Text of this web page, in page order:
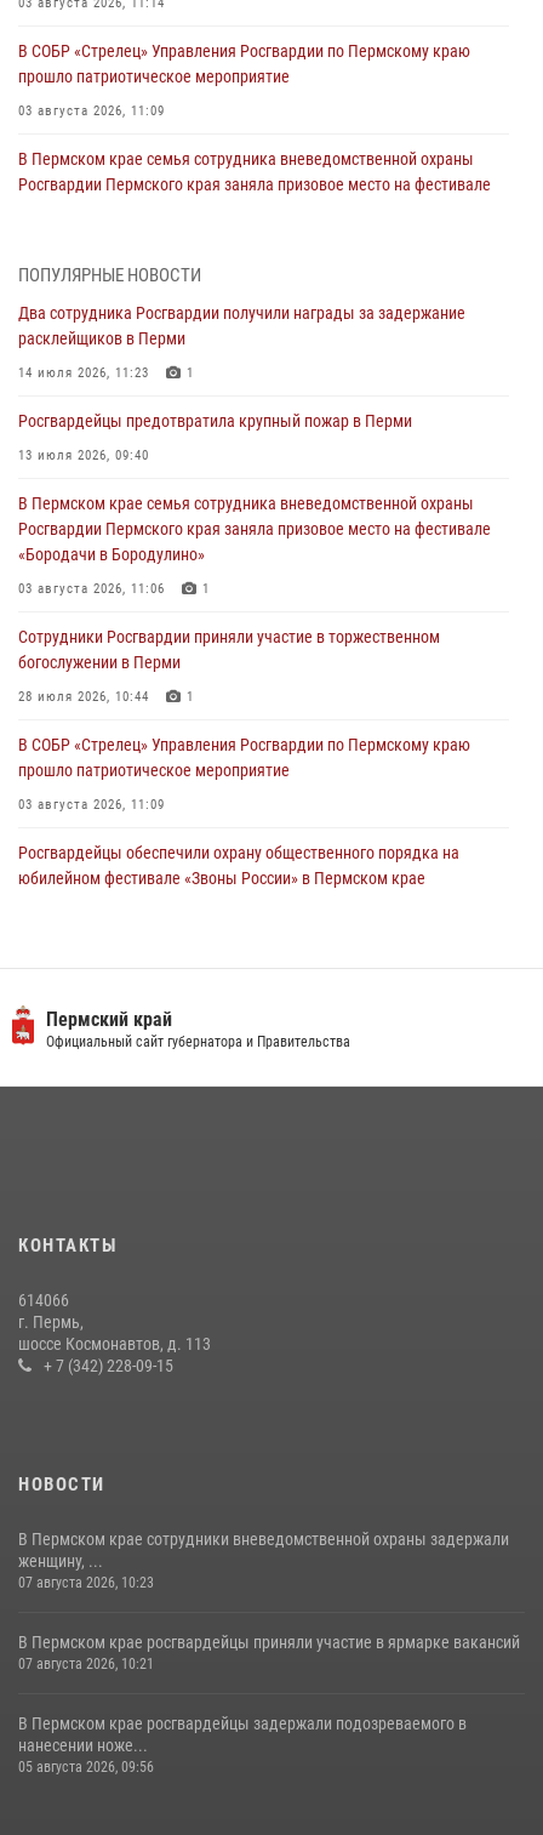
03 августа 2026, 11:14
В СОБР «Стрелец» Управления Росгвардии по Пермскому краю
прошло патриотическое мероприятие
03 августа 2026, 11:09
В Пермском крае семья сотрудника вневедомственной охраны
Росгвардии Пермского края заняла призовое место на фестивале
юных спортсменов
03 августа 2026, 10:59
30 июля 2026, 05:19
богослужении в Перми
28 июля 2026, 10:44
Росгвардейцы оказали силовую поддержку при задержании
28 июля 2026, 06:15
ПОПУЛЯРНЫЕ НОВОСТИ
Два сотрудника Росгвардии получили награды за задержание
расклейщиков в Перми
14 июля 2026, 11:23 1
Росгвардейцы предотвратила крупный пожар в Перми
13 июля 2026, 09:40
В Пермском крае семья сотрудника вневедомственной охраны
Росгвардии Пермского края заняла призовое место на фестивале
«Бородачи в Бородулино»
03 августа 2026, 11:06 1
Сотрудники Росгвардии приняли участие в торжественном
богослужении в Перми
28 июля 2026, 10:44 1
В СОБР «Стрелец» Управления Росгвардии по Пермскому краю
прошло патриотическое мероприятие
03 августа 2026, 11:09
Росгвардейцы обеспечили охрану общественного порядка на
юбилейном фестивале «Звоны России» в Пермском крае
ветеринарно-санитарной службы с годовщиной образования
13 июля 2026, 10:43
09 июля 2026, 06:36
30 июля 2026, 05:19
Пермский край
Официальный сайт губернатора и Правительства
КОНТАКТЫ
614066
г. Пермь,
шоссе Космонавтов, д. 113
+ 7 (342) 228-09-15
НОВОСТИ
В Пермском крае сотрудники вневедомственной охраны задержали
женщину, ...
07 августа 2026, 10:23
В Пермском крае росгвардейцы приняли участие в ярмарке вакансий
07 августа 2026, 10:21
В Пермском крае росгвардейцы задержали подозреваемого в
нанесении ноже...
05 августа 2026, 09:56